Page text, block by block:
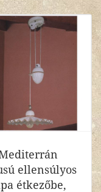
ellensúlyos
étkezőbe,